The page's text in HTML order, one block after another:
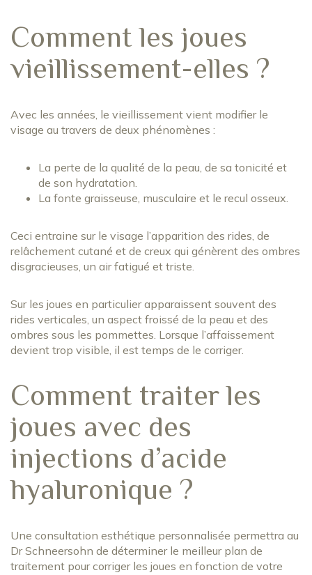
Comment les joues
vieillissement-elles ?
Avec les années, le vieillissement vient modifier le
visage au travers de deux phénomènes :
La perte de la qualité de la peau, de sa tonicité et
de son hydratation.
La fonte graisseuse, musculaire et le recul osseux.
Ceci entraine sur le visage l’apparition des rides, de
relâchement cutané et de creux qui génèrent des ombres
disgracieuses, un air fatigué et triste.
Sur les joues en particulier apparaissent souvent des
rides verticales, un aspect froissé de la peau et des
ombres sous les pommettes. Lorsque l’affaissement
devient trop visible, il est temps de le corriger.
Comment traiter les
joues avec des
injections d’acide
hyaluronique ?
Une consultation esthétique personnalisée permettra au
Dr Schneersohn de déterminer le meilleur plan de
traitement pour corriger les joues en fonction de votre